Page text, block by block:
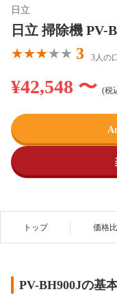
日立
日立 掃除機 PV-
3 3人の
¥42,548 〜 (税
トップ 価格
PV-BH900Jの基